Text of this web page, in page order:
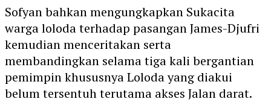
Sofyan bahkan mengungkapkan Sukacita
warga loloda terhadap pasangan James-Djufri
kemudian menceritakan serta
membandingkan selama tiga kali bergantian
pemimpin khususnya Loloda yang diakui
belum tersentuh terutama akses Jalan darat.